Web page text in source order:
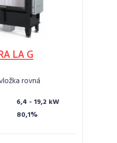
LA G
rovná
6,4 - 19,2 kW
80,1%